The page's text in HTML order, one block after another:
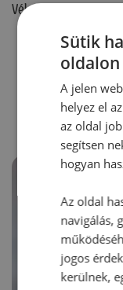
Vélemény írásához,
Sütik
oldalon
A jelen
helyez el
az oldal
segítsen
hogyan
Az oldal
navigálás,
jogos
kerülnek,